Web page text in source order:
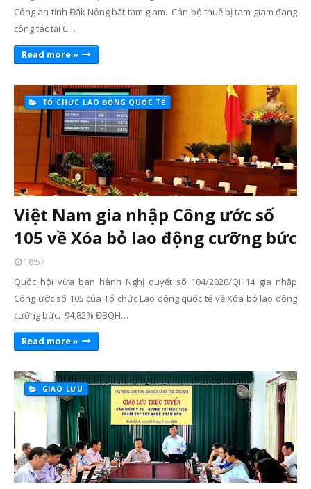
Công an tỉnh Đắk Nông bắt tạm giam. Cán bộ thuế bị tam giam đang
công tác tại C…
Read more »
TỔ CHỨC LAO ĐỘNG QUỐC TẾ
Việt Nam gia nhập Công ước số
105 về Xóa bỏ lao động cưỡng bức
18:57
Quốc hội vừa ban hành Nghị quyết số 104/2020/QH14 gia nhập
Công ước số 105 của Tổ chức Lao động quốc tế về Xóa bỏ lao động
cưỡng bức. 94,82% ĐBQH…
Read more »
GIAO LƯU